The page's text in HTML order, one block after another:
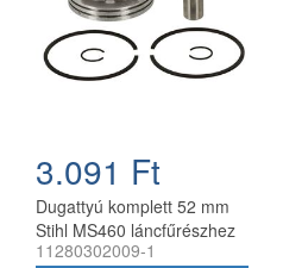
3.091 Ft
Dugattyú komplett 52 mm
Stihl MS460 láncfűrészhez
utángyártott
11280302009-1